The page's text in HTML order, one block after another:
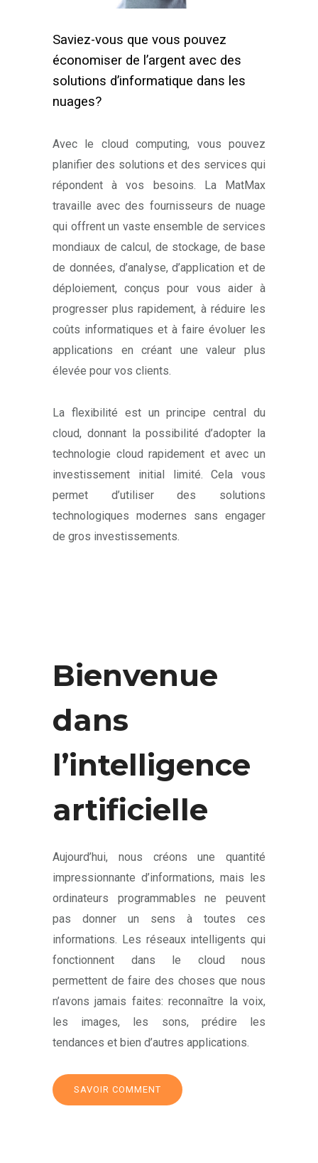
Saviez-vous que vous pouvez
économiser de l’argent avec des
solutions d’informatique dans les
nuages?
Avec le cloud computing, vous pouvez
planifier des solutions et des services qui
répondent à vos besoins. La MatMax
travaille avec des fournisseurs de nuage
qui offrent un vaste ensemble de services
mondiaux de calcul, de stockage, de base
de données, d’analyse, d’application et de
déploiement, conçus pour vous aider à
progresser plus rapidement, à réduire les
coûts informatiques et à faire évoluer les
applications en créant une valeur plus
élevée pour vos clients.
La flexibilité est un principe central du
cloud, donnant la possibilité d’adopter la
technologie cloud rapidement et avec un
investissement initial limité. Cela vous
permet d’utiliser des solutions
technologiques modernes sans engager
de gros investissements.
Bienvenue
dans
l’intelligence
artificielle
Aujourd’hui, nous créons une quantité
impressionnante d’informations, mais les
ordinateurs programmables ne peuvent
pas donner un sens à toutes ces
informations. Les réseaux intelligents qui
fonctionnent dans le cloud nous
permettent de faire des choses que nous
n’avons jamais faites: reconnaître la voix,
les images, les sons, prédire les
tendances et bien d’autres applications.
SAVOIR COMMENT